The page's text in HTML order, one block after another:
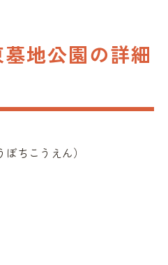
地公園の詳細
ぼちこうえん）